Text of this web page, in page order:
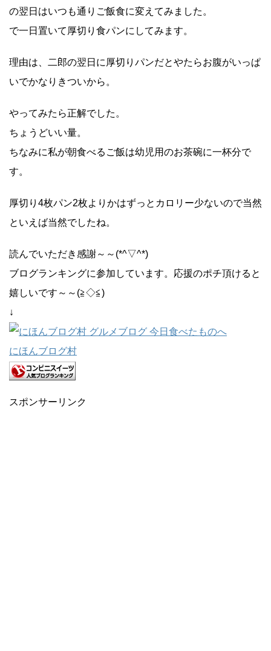
の翌日はいつも通りご飯食に変えてみました。
で一日置いて厚切り食パンにしてみます。
理由は、二郎の翌日に厚切りパンだとやたらお腹がいっぱ
いでかなりきついから。
やってみたら正解でした。
ちょうどいい量。
ちなみに私が朝食べるご飯は幼児用のお茶碗に一杯分で
す。
厚切り4枚パン2枚よりかはずっとカロリー少ないので当然
といえば当然でしたね。
読んでいただき感謝～～(*^▽^*)
ブログランキングに参加しています。応援のポチ頂けると
嬉しいです～～(≧◇≦)
↓
にほんブログ村
スポンサーリンク